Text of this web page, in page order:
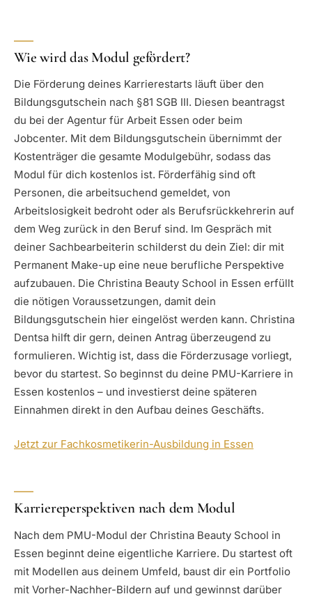
Wie wird das Modul gefördert?
Die Förderung deines Karrierestarts läuft über den
Bildungsgutschein nach §81 SGB III. Diesen beantragst
du bei der Agentur für Arbeit Essen oder beim
Jobcenter. Mit dem Bildungsgutschein übernimmt der
Kostenträger die gesamte Modulgebühr, sodass das
Modul für dich kostenlos ist. Förderfähig sind oft
Personen, die arbeitsuchend gemeldet, von
Arbeitslosigkeit bedroht oder als Berufsrückkehrerin auf
dem Weg zurück in den Beruf sind. Im Gespräch mit
deiner Sachbearbeiterin schilderst du dein Ziel: dir mit
Permanent Make-up eine neue berufliche Perspektive
aufzubauen. Die Christina Beauty School in Essen erfüllt
die nötigen Voraussetzungen, damit dein
Bildungsgutschein hier eingelöst werden kann. Christina
Dentsa hilft dir gern, deinen Antrag überzeugend zu
formulieren. Wichtig ist, dass die Förderzusage vorliegt,
bevor du startest. So beginnst du deine PMU-Karriere in
Essen kostenlos – und investierst deine späteren
Einnahmen direkt in den Aufbau deines Geschäfts.
Jetzt zur Fachkosmetikerin-Ausbildung in Essen
Karriereperspektiven nach dem Modul
Nach dem PMU-Modul der Christina Beauty School in
Essen beginnt deine eigentliche Karriere. Du startest oft
mit Modellen aus deinem Umfeld, baust dir ein Portfolio
mit Vorher-Nachher-Bildern auf und gewinnst darüber